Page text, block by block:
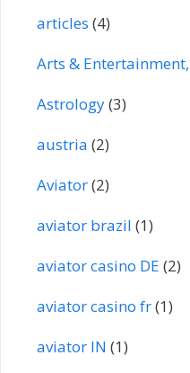
articles (4)
Arts &
Astrology(3)
austria (2)
Aviator(2)
aviator brazil (1)
aviator casino DE (2)
aviator casino fr(1)
aviator IN (1)